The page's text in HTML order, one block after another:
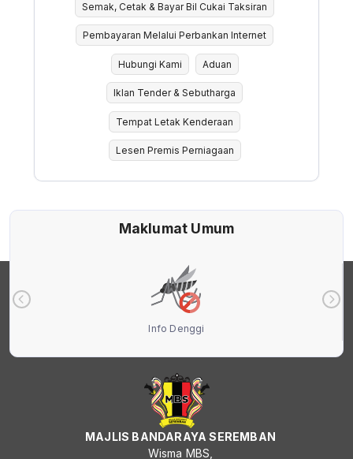
Semak, Cetak & Bayar Bil Cukai Taksiran
Pembayaran Melalui Perbankan Internet
Hubungi Kami Aduan
Iklan Tender & Sebutharga
Tempat Letak Kenderaan
Lesen Premis Perniagaan
Maklumat Umum
Info Denggi
MAJLIS BANDARAYA SEREMBAN
Wisma MBS,